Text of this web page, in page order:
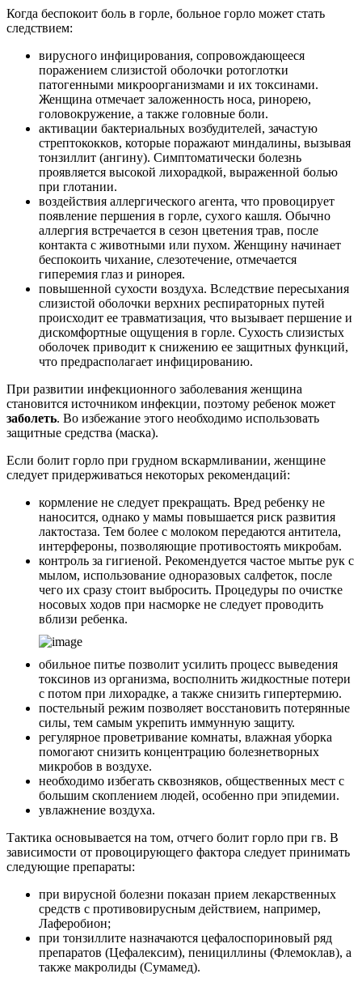
Когда беспокоит боль в горле, больное горло может стать
следствием:
вирусного инфицирования, сопровождающееся
поражением слизистой оболочки ротоглотки
патогенными микроорганизмами и их токсинами.
Женщина отмечает заложенность носа, ринорею,
головокружение, а также головные боли.
активации бактериальных возбудителей, зачастую
стрептококков, которые поражают миндалины, вызывая
тонзиллит (ангину). Симптоматически болезнь
проявляется высокой лихорадкой, выраженной болью
при глотании.
воздействия аллергического агента, что провоцирует
появление першения в горле, сухого кашля. Обычно
аллергия встречается в сезон цветения трав, после
контакта с животными или пухом. Женщину начинает
беспокоить чихание, слезотечение, отмечается
гиперемия глаз и ринорея.
повышенной сухости воздуха. Вследствие пересыхания
слизистой оболочки верхних респираторных путей
происходит ее травматизация, что вызывает першение и
дискомфортные ощущения в горле. Сухость слизистых
оболочек приводит к снижению ее защитных функций,
что предрасполагает инфицированию.
При развитии инфекционного заболевания женщина
становится источником инфекции, поэтому ребенок может
заболеть. Во избежание этого необходимо использовать
защитные средства (маска).
Если болит горло при грудном вскармливании, женщине
следует придерживаться некоторых рекомендаций:
кормление не следует прекращать. Вред ребенку не
наносится, однако у мамы повышается риск развития
лактостаза. Тем более с молоком передаются антитела,
интерфероны, позволяющие противостоять микробам.
контроль за гигиеной. Рекомендуется частое мытье рук с
мылом, использование одноразовых салфеток, после
чего их сразу стоит выбросить. Процедуры по очистке
носовых ходов при насморке не следует проводить
вблизи ребенка.
обильное питье позволит усилить процесс выведения
токсинов из организма, восполнить жидкостные потери
с потом при лихорадке, а также снизить гипертермию.
постельный режим позволяет восстановить потерянные
силы, тем самым укрепить иммунную защиту.
регулярное проветривание комнаты, влажная уборка
помогают снизить концентрацию болезнетворных
микробов в воздухе.
необходимо избегать сквозняков, общественных мест с
большим скоплением людей, особенно при эпидемии.
увлажнение воздуха.
Тактика основывается на том, отчего болит горло при гв. В
зависимости от провоцирующего фактора следует принимать
следующие препараты:
при вирусной болезни показан прием лекарственных
средств с противовирусным действием, например,
Лаферобион;
при тонзиллите назначаются цефалоспориновый ряд
препаратов (Цефалексим), пенициллины (Флемоклав), а
также макролиды (Сумамед).